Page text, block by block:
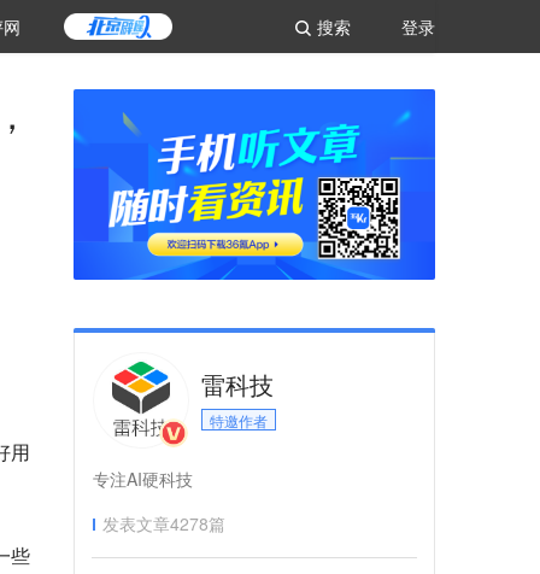
登录
搜索
用
些
雷科技
特邀作者
专注AI硬科技
发表文章4278篇